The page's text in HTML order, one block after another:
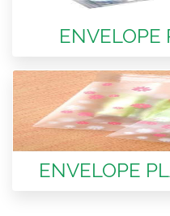
ENVELOPE
ENVELOPE